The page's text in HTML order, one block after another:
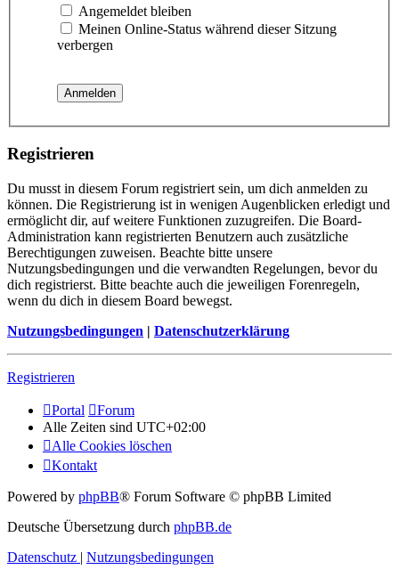
Angemeldet bleiben
Meinen Online-Status während dieser Sitzung
verbergen
Registrieren
Du musst in diesem Forum registriert sein, um dich anmelden zu
können. Die Registrierung ist in wenigen Augenblicken erledigt und
ermöglicht dir, auf weitere Funktionen zuzugreifen. Die Board-
Administration kann registrierten Benutzern auch zusätzliche
Berechtigungen zuweisen. Beachte bitte unsere
Nutzungsbedingungen und die verwandten Regelungen, bevor du
dich registrierst. Bitte beachte auch die jeweiligen Forenregeln,
wenn du dich in diesem Board bewegst.
Nutzungsbedingungen | Datenschutzerklärung
Registrieren
Portal
Forum
Alle Zeiten sind UTC+02:00
Alle Cookies löschen
Kontakt
Powered by phpBB® Forum Software © phpBB Limited
Deutsche Übersetzung durch phpBB.de
Datenschutz | Nutzungsbedingungen